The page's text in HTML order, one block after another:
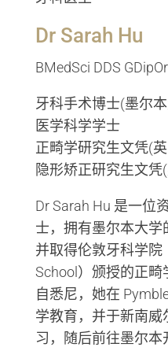
Dr Sarah Hu
BMedSci DDS
牙科手术博士(墨尔
医学科学学士
正畸学研究生文凭(
隐形矫正研究生文凭
Dr Sarah Hu 是一位
士，拥有墨尔本大学
并取得伦敦牙科学院
School）颁授的正畸
自悉尼，她在
学教育，并于新南
习，随后前往墨尔本